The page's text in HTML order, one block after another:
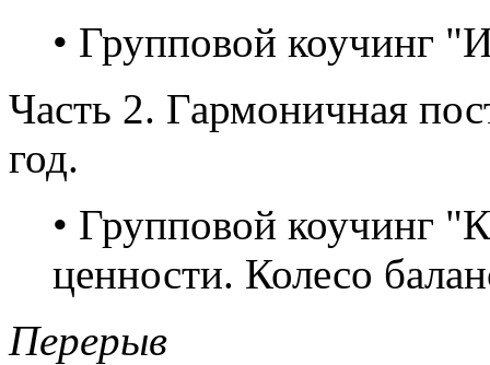
• Групповой коучинг
Часть 2. Гармоничная
год.
• Групповой коучинг
ценности. Колесо
Перерыв